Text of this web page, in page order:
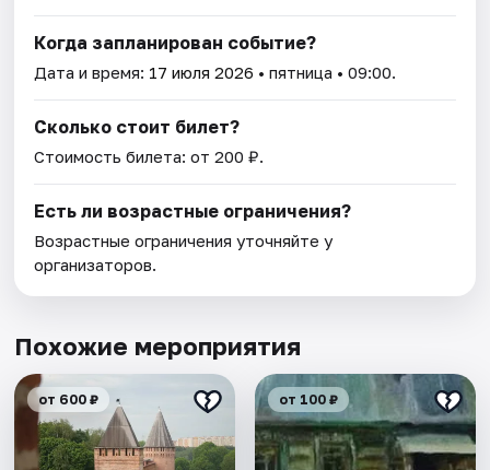
Когда запланирован событие?
Дата и время: 17 июля 2026 • пятница • 09:00.
Сколько стоит билет?
Стоимость билета: от 200 ₽.
Есть ли возрастные ограничения?
Возрастные ограничения уточняйте у
организаторов.
Похожие мероприятия
от 600 ₽ от 100 ₽